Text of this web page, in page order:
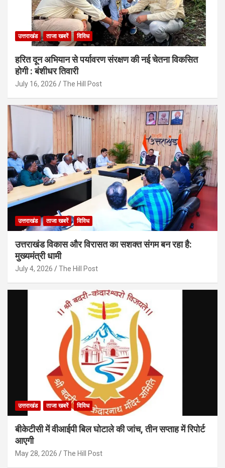
उत्तराखंड ताजा खबरें विविध
हरित दून अभियान से पर्यावरण संरक्षण की नई चेतना विकसित
होगी : बंशीधर तिवारी
July 16, 2026 The Hill Post
उत्तराखंड ताजा खबरें विविध
उत्तराखंड विकास और विरासत का सशक्त संगम बन रहा है:
मुख्यमंत्री धामी
July 4, 2026 The Hill Post
उत्तराखंड ताजा खबरें विविध
बीकेटीसी में वीआईपी बिल घोटाले की जांच, तीन सप्ताह में रिपोर्ट
आएगी
May 28, 2026 The Hill Post